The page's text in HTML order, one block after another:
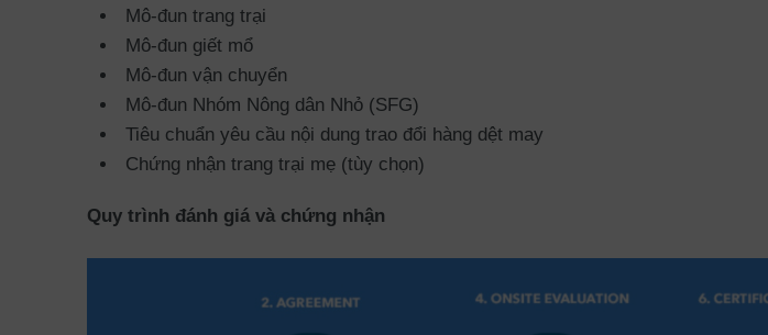
Mô-đun trang trại
Mô-đun giết mổ
Mô-đun vận chuyển
Mô-đun Nhóm Nông dân Nhỏ (SFG)
Tiêu chuẩn yêu cầu nội dung trao đổi hàng dệt may
Chứng nhận trang trại mẹ (tùy chọn)
Quy trình đánh giá và chứng nhận